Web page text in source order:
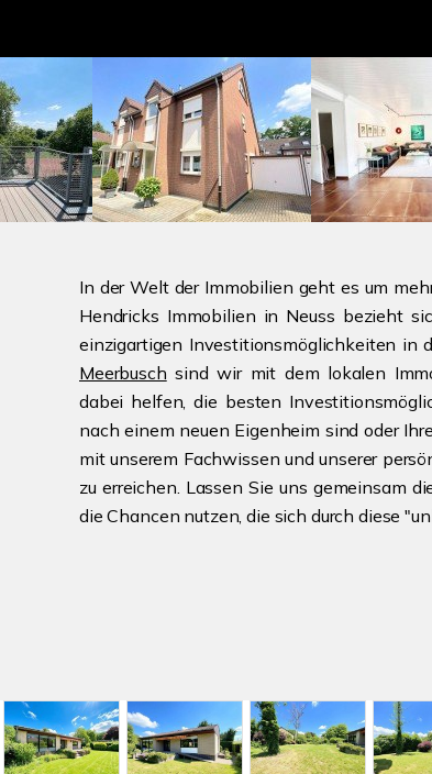
In der Welt der Immobilien geht es um
Hendricks Immobilien in Neuss bezieht
einzigartigen Investitionsmöglichkeiten in
Meerbusch sind wir mit dem lokalen
dabei helfen, die besten
nach einem neuen Eigenheim sind oder
mit unserem Fachwissen und unserer
zu erreichen. Lassen Sie uns gemeinsam
die Chancen nutzen, die sich durch diese